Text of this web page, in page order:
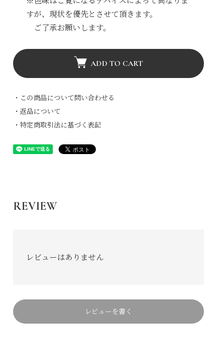
すが、現状を優先とさせて頂きます。
ご了承お願いします。
ADD TO CART
・この商品について問い合わせる
・返品について
・特定商取引法に基づく表記
REVIEW
レビューはありません
レビューを書く